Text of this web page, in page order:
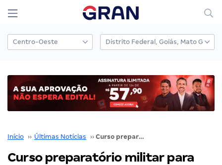
Início ›› Últimas Notícias ›› Curso preparatório militar para concurso
Curso preparatório militar para